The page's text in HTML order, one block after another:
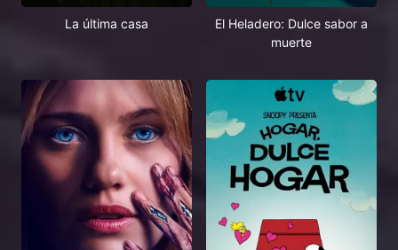
La última casa
El Heladero: Dulce sabor a
muerte